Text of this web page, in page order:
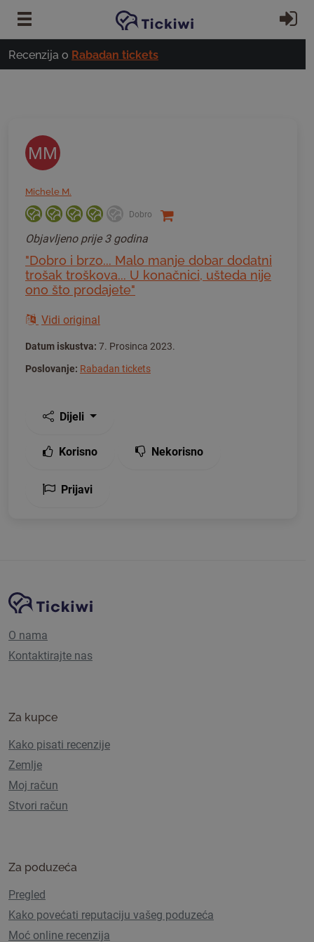
Preskoči na glavni sadržaj
Recenzija o Rabadan tickets
MM
Michele M.
Dobro
Objavljeno prije 3 godina
"Dobro i brzo... Malo manje dobar dodatni
trošak troškova... U konačnici, ušteda nije
ono što prodajete"
Vidi original
Datum iskustva: 7. Prosinca 2023.
Poslovanje: Rabadan tickets
Dijeli
Korisno Nekorisno
Prijavi
Navigacija stranice
Tickiwi platforma
O nama
Kontaktirajte nas
Za kupce
Kako pisati recenzije
Zemlje
Moj račun
Stvori račun
Za poduzeća
Pregled
Kako povećati reputaciju vašeg poduzeća
Moć online recenzija